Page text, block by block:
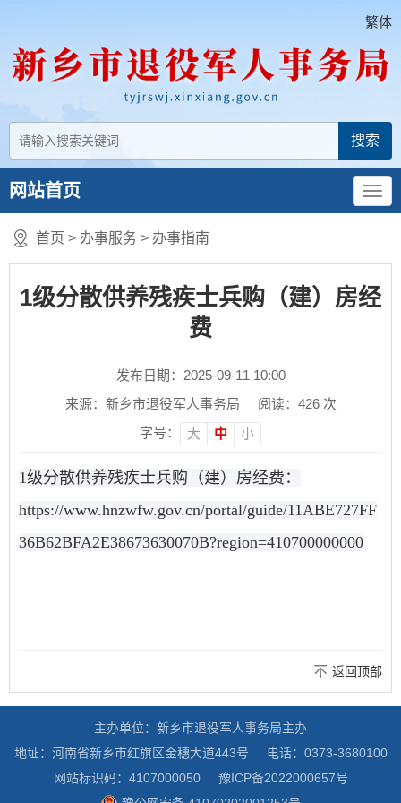
繁体
网站首页
首页 > 办事服务 > 办事指南
1级分散供养残疾士兵购（建）房经
费
发布日期：2025-09-11 10:00
来源：新乡市退役军人事务局
阅读： 426次
字号：
大 中 小
1级分散供养残疾士兵购（建）房经费：
https://www.hnzwfw.gov.cn/portal/guide/11ABE727FF
36B62BFA2E38673630070B?region=410700000000
返回顶部
主办单位：新乡市退役军人事务局主办
地址：河南省新乡市红旗区金穗大道443号
电话：0373-3680100
网站标识码：4107000050
豫ICP备2022000657号